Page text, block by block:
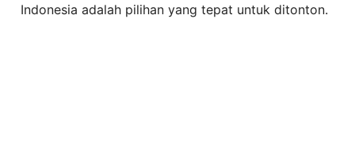
Indonesia adalah pilihan yang tepat untuk ditonton.